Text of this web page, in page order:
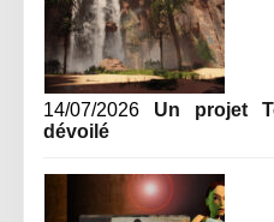
14/07/2026 Un projet
dévoilé